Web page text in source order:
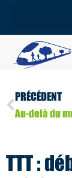
PRÉCÉDENT
TTT :